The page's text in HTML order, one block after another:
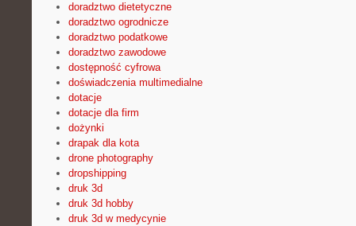
doradztwo dietetyczne
doradztwo ogrodnicze
doradztwo podatkowe
doradztwo zawodowe
dostępność cyfrowa
doświadczenia multimedialne
dotacje
dotacje dla firm
dożynki
drapak dla kota
drone photography
dropshipping
druk 3d
druk 3d hobby
druk 3d w medycynie